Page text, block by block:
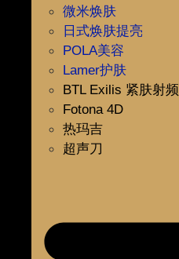
微米焕肤
日式焕肤提亮
POLA美容
Lamer护肤
BTL Exilis 紧肤射频
Fotona 4D
热玛吉
超声刀